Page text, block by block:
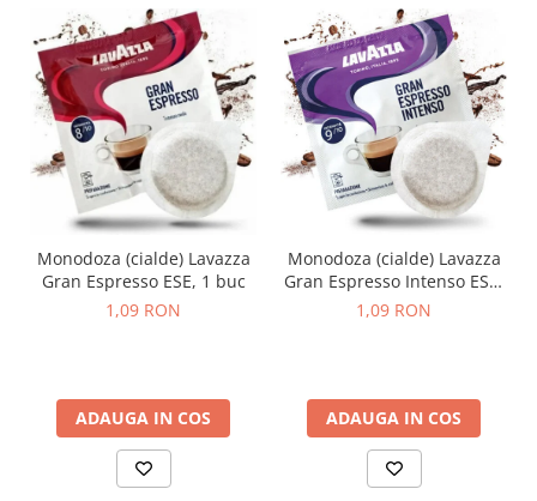
Monodoza (cialde) Lavazza
Gran Espresso ESE, 1 buc
1,09 RON
ADAUGA IN COS
Monodoza (cialde) Lavazza
Gran Espresso Intenso ESE,
1 buc
1,09 RON
ADAUGA IN COS